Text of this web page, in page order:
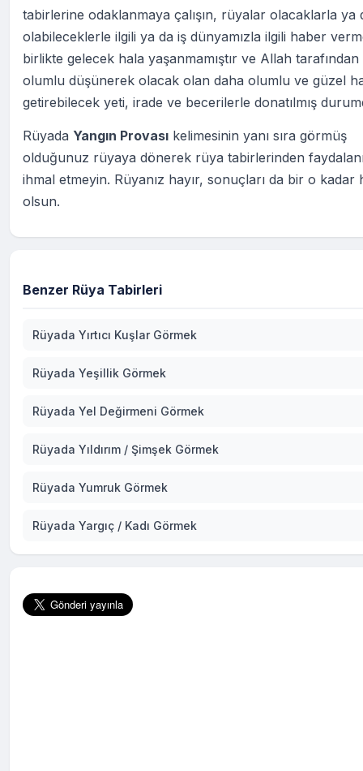
tabirlerine odaklanmaya çalışın, rüyalar olacaklarla ya
olabileceklerle ilgili ya da iş dünyamızla ilgili haber
birlikte gelecek hala yaşanmamıştır ve Allah
olumlu düşünerek olacak olan daha olumlu ve güzel
getirebilecek yeti, irade ve becerilerle donatılmış
Rüyada Yangın Provası kelimesinin yanı sıra görmüş
olduğunuz rüyaya dönerek rüya tabirlerinden
ihmal etmeyin. Rüyanız hayır, sonuçları da bir o kadar
olsun.
Benzer Rüya Tabirleri
Rüyada Yırtıcı Kuşlar Görmek
Rüyada Yeşillik Görmek
Rüyada Yel Değirmeni Görmek
Rüyada Yıldırım / Şimşek Görmek
Rüyada Yumruk Görmek
Rüyada Yargıç / Kadı Görmek